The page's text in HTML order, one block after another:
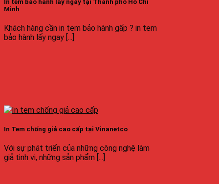
In tem bảo hành lấy ngay tại Thành phố Hồ Chí
Minh
Khách hàng cần in tem bảo hành gấp ? in tem
bảo hành lấy ngay [...]
In Tem chống giả cao cấp tại Vinanetco
Với sự phát triển của những công nghệ làm
giả tinh vi, những sản phẩm [...]